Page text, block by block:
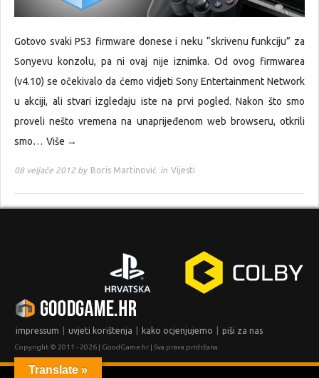
Gotovo svaki PS3 firmware donese i neku “skrivenu funkciju” za
Sonyevu konzolu, pa ni ovaj nije iznimka. Od ovog firmwarea
(v4.10) se očekivalo da ćemo vidjeti Sony Entertainment Network
u akciji, ali stvari izgledaju iste na prvi pogled. Nakon što smo
proveli nešto vremena na unaprijeđenom web browseru, otkrili
smo… Više →
08 veljače 2012 by Boris Martinović in Vijesti
impressum uvjeti korištenja kako ocjenjujemo piši za nas
Copyright © 2011 - 2026 | GoodGame.hr | Sva prava pridržana.
Translate »